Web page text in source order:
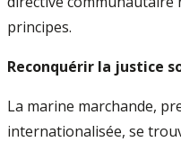
principes.
Reconquérir la justice
La marine marchande,
internationalisée, se